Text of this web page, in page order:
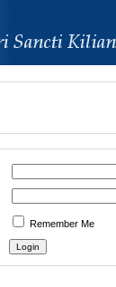
Remember Me